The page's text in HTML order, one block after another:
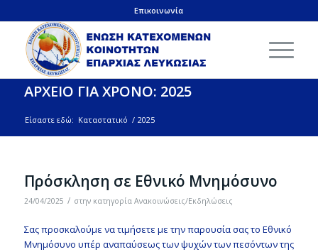
Επικοινωνία
ΑΡΧΕΙΟ ΓΙΑ ΧΡΟΝΟ: 2025
Είσαστε εδώ: Καταστατικό / 2025
Πρόσκληση σε Εθνικό Μνημόσυνo
24/04/2025 / στην κατηγορία Ανακοινώσεις/Εκδηλώσεις
Σας προσκαλούμε να τιμήσετε με την παρουσία σας το Εθνικό
Μνημόσυνο υπέρ αναπαύσεως των ψυχών των πεσόντων της